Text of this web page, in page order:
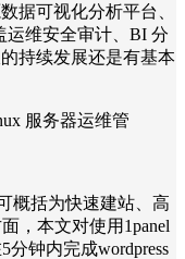
据可视化分析平台、
运维安全审计、BI 分
持续发展还是有基本
服务器运维管
概括为快速建站、高
，本文对使用1panel
钟内完成wordpress